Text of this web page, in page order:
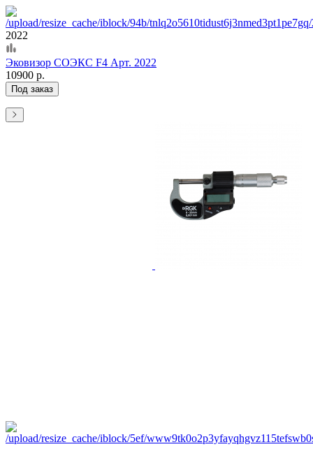
2022
Эковизор СОЭКС F4 Арт. 2022
10900 р.
Под заказ